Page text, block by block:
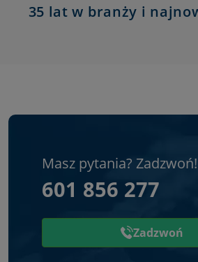
35 lat w branży i
Masz pytania? Zadzwoń!
601 856 277
Zadzwoń